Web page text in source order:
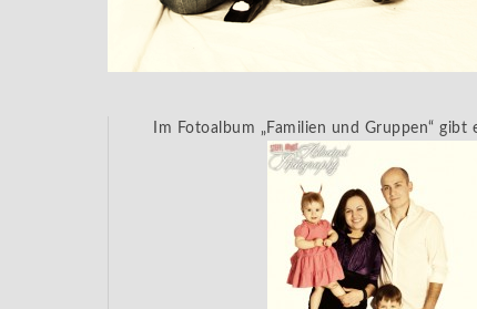
Im Fotoalbum „Familien und Gruppen“